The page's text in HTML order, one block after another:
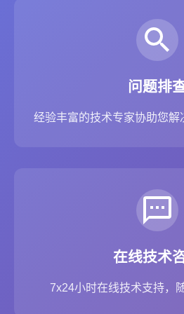
问题排
经验丰富的技术专家协助您解
在线技术
7x24小时在线技术支持，